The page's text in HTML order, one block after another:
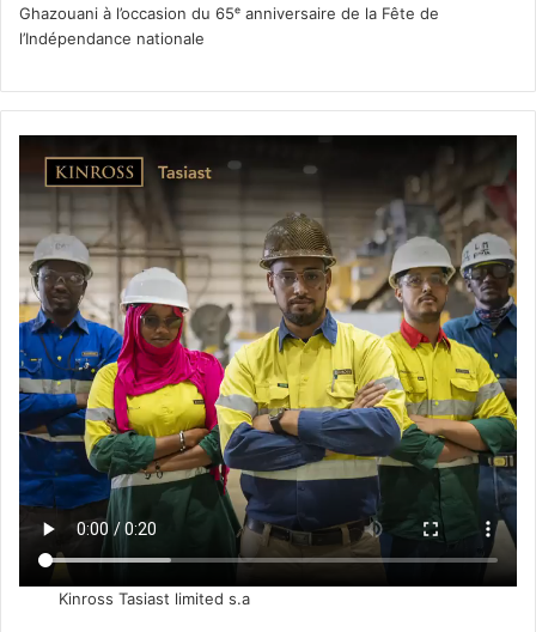
Ghazouani à l’occasion du 65ᵉ anniversaire de la Fête de
l’Indépendance nationale
Kinross Tasiast limited s.a